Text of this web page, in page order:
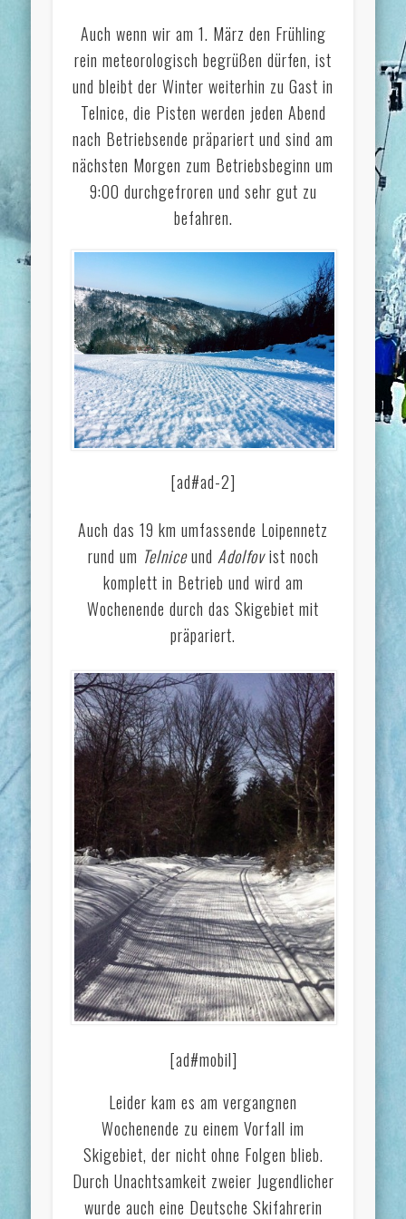
Auch wenn wir am 1. März den Frühling
rein meteorologisch begrüßen dürfen, ist
und bleibt der Winter weiterhin zu Gast in
Telnice, die Pisten werden jeden Abend
nach Betriebsende präpariert und sind am
nächsten Morgen zum Betriebsbeginn um
9:00 durchgefroren und sehr gut zu
befahren.
[ad#ad-2]
Auch das 19 km umfassende Loipennetz
rund um Telniceund Adolfovist noch
komplett in Betrieb und wird am
Wochenende durch das Skigebiet mit
präpariert.
[ad#mobil]
Leider kam es am vergangnen
Wochenende zu einem Vorfall im
Skigebiet, der nicht ohne Folgen blieb.
Durch Unachtsamkeit zweier Jugendlicher
wurde auch eine Deutsche Skifahrerin